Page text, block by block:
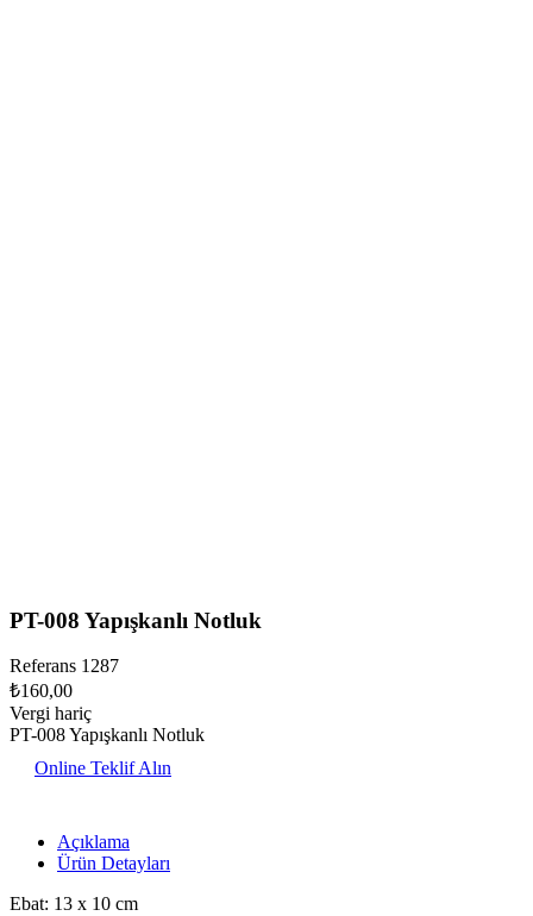
PT-008 Yapışkanlı Notluk
Referans 1287
₺160,00
Vergi hariç
PT-008 Yapışkanlı Notluk
Online Teklif Alın
Açıklama
Ürün Detayları
Ebat: 13 x 10 cm